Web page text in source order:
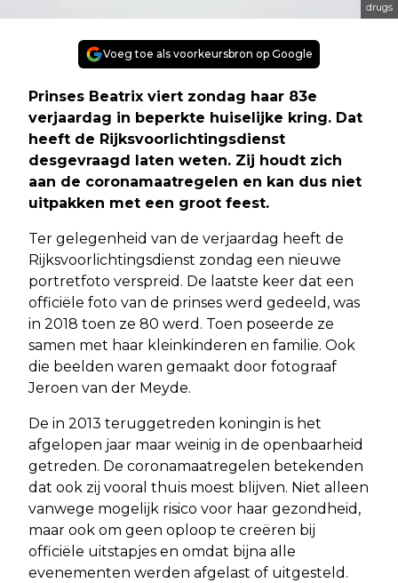
drugs
Voeg toe als voorkeursbron op Google
Prinses Beatrix viert zondag haar 83e
verjaardag in beperkte huiselijke kring. Dat
heeft de Rijksvoorlichtingsdienst
desgevraagd laten weten. Zij houdt zich
aan de coronamaatregelen en kan dus niet
uitpakken met een groot feest.
Ter gelegenheid van de verjaardag heeft de
Rijksvoorlichtingsdienst zondag een nieuwe
portretfoto verspreid. De laatste keer dat een
officiële foto van de prinses werd gedeeld, was
in 2018 toen ze 80 werd. Toen poseerde ze
samen met haar kleinkinderen en familie. Ook
die beelden waren gemaakt door fotograaf
Jeroen van der Meyde.
De in 2013 teruggetreden koningin is het
afgelopen jaar maar weinig in de openbaarheid
getreden. De coronamaatregelen betekenden
dat ook zij vooral thuis moest blijven. Niet alleen
vanwege mogelijk risico voor haar gezondheid,
maar ook om geen oploop te creëren bij
officiële uitstapjes en omdat bijna alle
evenementen werden afgelast of uitgesteld.